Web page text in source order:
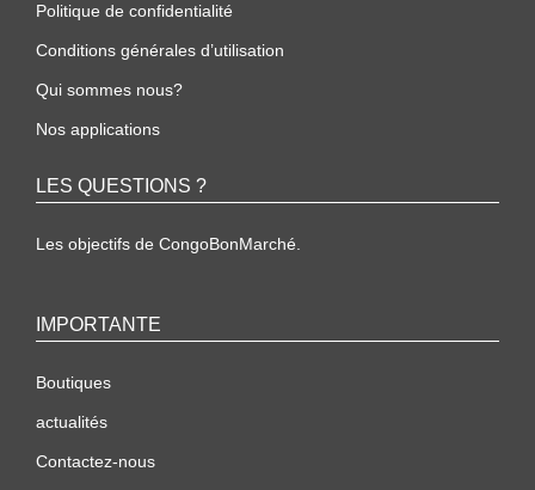
Politique de confidentialité
Conditions générales d’utilisation
Qui sommes nous?
Nos applications
LES QUESTIONS ?
Les objectifs de CongoBonMarché.
IMPORTANTE
Boutiques
actualités
Contactez-nous